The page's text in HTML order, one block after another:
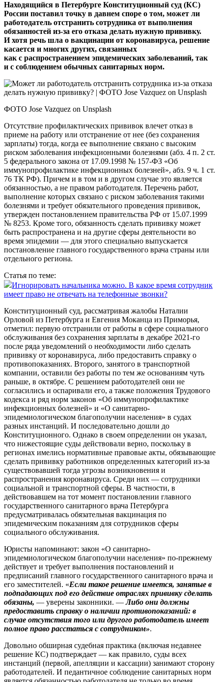
Находящийся в Петербурге Конституционный суд (КС)
России поставил точку в давнем споре о том, может ли
работодатель отстранить сотрудника от выполнения
обязанностей из‑за его отказа делать нужную прививку.
И хотя речь шла о вакцинации от коронавируса, решение
касается и многих других, связанных
как с распространением эпидемических заболеваний, так
и с соблюдением обычных санитарных норм.
ФОТО Jose Vazquez on Unsplash
Отсутствие профилактических прививок влечет отказ в
приеме на работу или отстранение от нее (без сохранения
зарплаты) тогда, когда ее выполнение связано с высоким
риском заболевания инфекционными болезнями (абз. 4 п. 2 ст.
5 федерального закона от 17.09.1998 № 157‑ФЗ «Об
иммунопрофилактике инфекционных болезней», абз. 9 ч. 1 ст.
76 ТК РФ). Причем и в том и в другом случае это является
обязанностью, а не правом работодателя. Перечень работ,
выполнение которых связано с риском заболевания такими
болезнями и требует обязательного проведения прививок,
утвержден постановлением правительства РФ от 15.07.1999
№ 8253. Кроме того, обязанность сделать прививку может
быть распространена и на другие сферы деятельности во
время эпидемии — для этого специально выпускается
постановление главного государственного врача страны или
отдельного региона.
Статья по теме:
Игнорировать начальника можно. В какое время сотрудник
имеет право не отвечать на телефонные звонки?
Конституционный суд, рассматривая жалобы Наталии
Орловой из Петербурга и Евгения Моканца из Приморья,
отметил: первую отстранили от работы в сфере социального
обслуживания без сохранения зарплаты в декабре 2021‑го
после ряда уведомлений о необходимости либо сделать
прививку от коронавируса, либо предоставить справку о
противопоказаниях. Второго, занятого в транспортной
компании, оставили без работы по тем же основаниям чуть
раньше, в октябре. С решением работодателей они не
согласились и оспаривали его, а также положения Трудового
кодекса и ряд норм законов «Об иммунопрофилактике
инфекционных болезней» и «О санитарно-
эпидемиологическом благополучии населения» в судах
разных инстанций. И последовательно дошли до
Конституционного. Однако в своем определении он указал,
что нижестоящие суды действовали верно, поскольку в
регионах имелись нормативные правовые акты, обязывающие
сделать прививку работников определенных категорий из‑за
существовавшей тогда угрозы возникновения и
распространения коронавируса. Среди них — сотрудники
социальной и транспортной сферы. В частности, в
действовавшем на тот момент постановлении главного
государственного санитарного врача Петербурга
предусматривалась обязательная вакцинация по
эпидемическим показаниям для сотрудников сферы
социального обслуживания.
Юристы напоминают: закон «О санитарно-
эпидемиологическом благополучии населения» по‑прежнему
действует и требует выполнения постановлений и
предписаний главного государственного санитарного врача и
его заместителей. «Если такое решение имеется, занятые в
подпадающих под его действие отраслях прививку сделать
обязаны, — уверены законники. —Либо они должны
предоставить справку о наличии противопоказаний: в
случае отсутствия того или другого работодатель имеет
полное право расстаться с сотрудником».
Довольно обширная судебная практика (включая недавнее
решение КС) подтверждает — как правило, суды всех
инстанций (первой, апелляции и кассации) занимают сторону
работодателей. И педантичное соблюдение санитарных норм